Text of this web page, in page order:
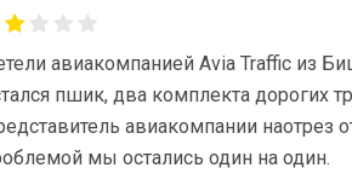
авиакомпанией Avia Traffic из
пшик, два комплекта дорогих
авиакомпании наотрез
мы остались один на один.